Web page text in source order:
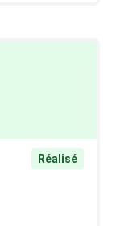
Réalisé